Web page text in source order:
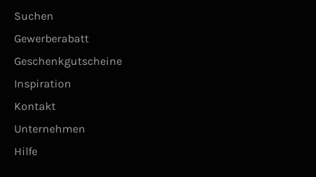
Suchen
Gewerberabatt
Geschenkgutscheine
Inspiration
Kontakt
Unternehmen
Hilfe